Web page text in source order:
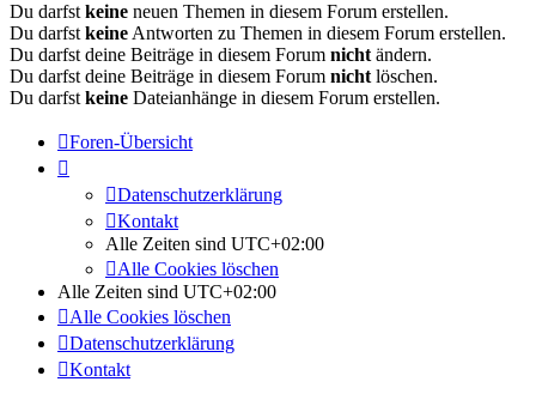
Du darfst keine neuen Themen in diesem Forum erstellen.
Du darfst keine Antworten zu Themen in diesem Forum erstellen.
Du darfst deine Beiträge in diesem Forum nicht ändern.
Du darfst deine Beiträge in diesem Forum nicht löschen.
Du darfst keine Dateianhänge in diesem Forum erstellen.
Foren-Übersicht
Datenschutzerklärung
Kontakt
Alle Zeiten sind UTC+02:00
Alle Cookies löschen
Alle Zeiten sind UTC+02:00
Alle Cookies löschen
Datenschutzerklärung
Kontakt